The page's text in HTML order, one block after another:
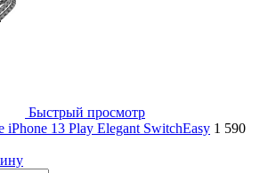
Быстрый просмотр
iPhone 13 Play Elegant SwitchEasy 1 590